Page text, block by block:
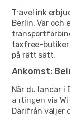
Travellink
Berlin. Var och
taxfree-
på rätt sätt.
Ankomst:
När du landar
antingen via
Därifrån väljer